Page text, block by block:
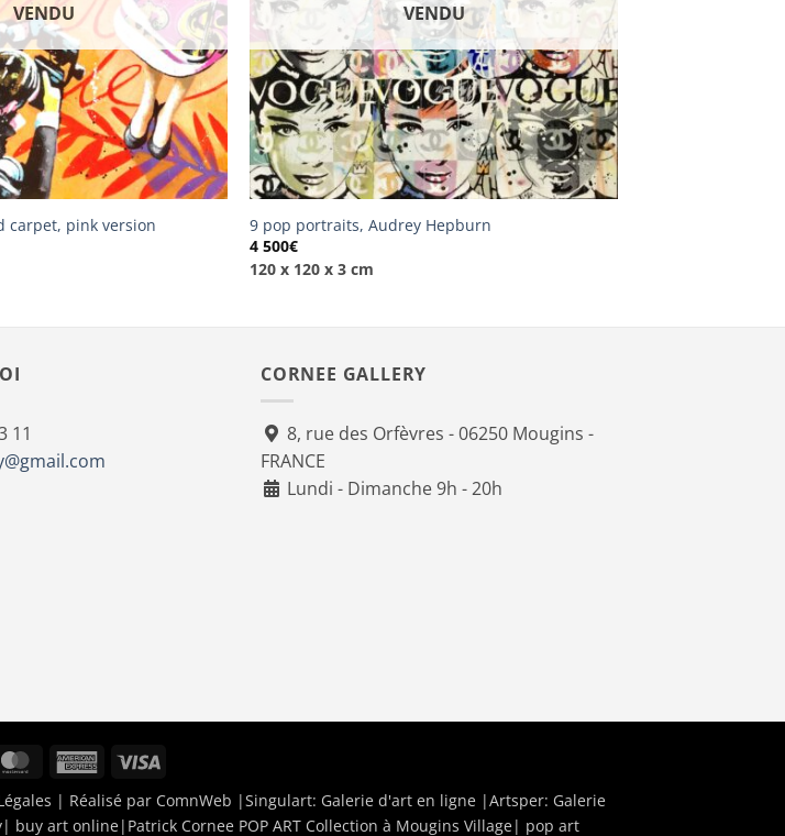
VENDU
carpet, pink version
VENDU
9 pop portraits, Audrey Hepburn
4 500€
120 x 120 x 3 cm
11
CORNEE GALLERY
8, rue des Orfèvres - 06250 Mougins -
FRANCE
Lundi - Dimanche 9h - 20h
MasterCardAmericanVisa
| Réalisé par ComnWeb |Singulart: Galerie d'art en ligne |Artsper: Galerie
buy art online| Patrick Cornee POP ART Collection à Mougins Village| pop art